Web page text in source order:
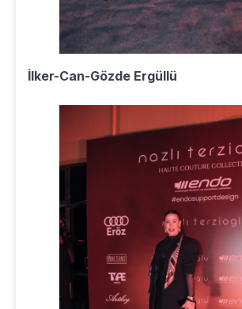
İlker-Can-Gözde Ergüllü